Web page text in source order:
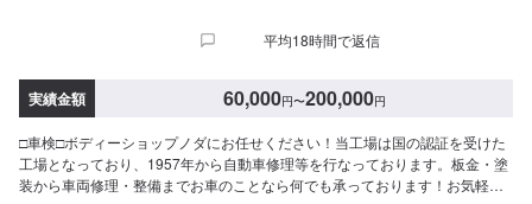
平均18時間で返信
実績金額 60,000円〜200,000円
□車検□ボディーショップノダにお任せください！当工場は国の認証を受けた
工場となっており、1957年から自動車修理等を行なっております。板金・塗
装から車両修理・整備までお車のことなら何でも承っております！お気軽に